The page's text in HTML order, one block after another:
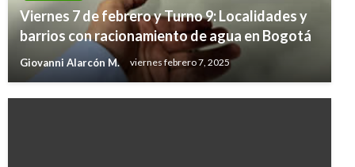
Viernes 7 de febrero y Turno 9: Localidades y
barrios con racionamiento de agua en Bogotá
Giovanni Alarcón M. viernes febrero 7, 2025